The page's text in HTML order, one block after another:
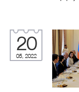
20
05, 2022